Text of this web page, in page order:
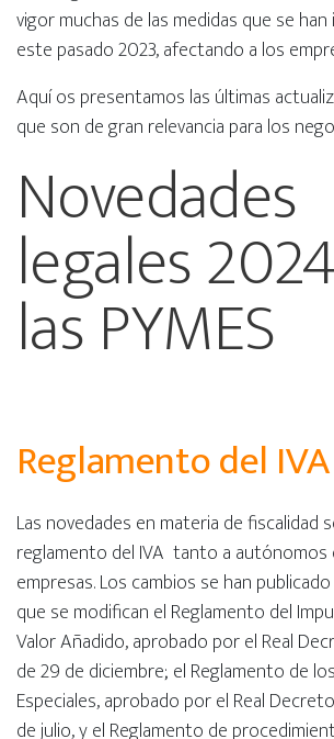
vigor muchas de las medidas que se
este pasado 2023, afectando a los
Aquí os presentamos las últimas
que son de gran relevancia para los
Novedades
legales
las PYMES
Reglamento del
Las novedades en materia de fiscalidad
reglamento del IVA tanto a autónomos
empresas. Los cambios se han
que se modifican el Reglamento del
Valor Añadido, aprobado por el Real
de 29 de diciembre; el Reglamento de
Especiales, aprobado por el Real
de julio, y el Reglamento de